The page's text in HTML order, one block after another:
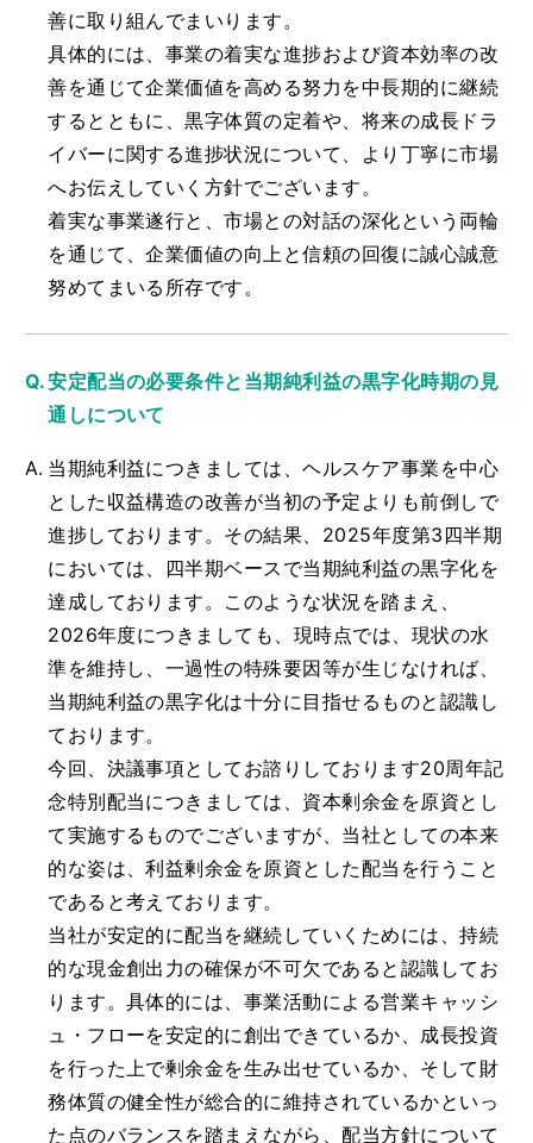
善に取り組んでまいります。
具体的には、事業の着実な進捗および資本効率の改
善を通じて企業価値を高める努力を中長期的に継続
するとともに、黒字体質の定着や、将来の成長ドラ
イバーに関する進捗状況について、より丁寧に市場
へお伝えしていく方針でございます。
着実な事業遂行と、市場との対話の深化という両輪
を通じて、企業価値の向上と信頼の回復に誠心誠意
努めてまいる所存です。
安定配当の必要条件と当期純利益の黒字化時期の見
通しについて
当期純利益につきましては、ヘルスケア事業を中心
とした収益構造の改善が当初の予定よりも前倒しで
進捗しております。その結果、2025年度第3四半期
においては、四半期ベースで当期純利益の黒字化を
達成しております。このような状況を踏まえ、
2026年度につきましても、現時点では、現状の水
準を維持し、一過性の特殊要因等が生じなければ、
当期純利益の黒字化は十分に目指せるものと認識し
ております。
今回、決議事項としてお諮りしております20周年記
念特別配当につきましては、資本剰余金を原資とし
て実施するものでございますが、当社としての本来
的な姿は、利益剰余金を原資とした配当を行うこと
であると考えております。
当社が安定的に配当を継続していくためには、持続
的な現金創出力の確保が不可欠であると認識してお
ります。具体的には、事業活動による営業キャッシ
ュ・フローを安定的に創出できているか、成長投資
を行った上で剰余金を生み出せているか、そして財
務体質の健全性が総合的に維持されているかといっ
た点のバランスを踏まえながら、配当方針について